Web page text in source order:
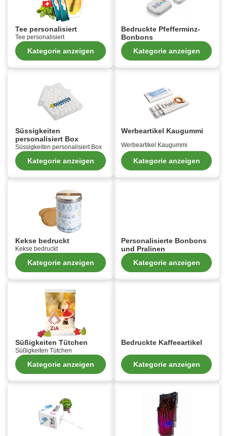
Tee personalisiert
Tee personalisiert
Kategorie anzeigen
Bedruckte Pfefferminz-
Bonbons
Kategorie anzeigen
Süssigkeiten
personalisiert Box
Süssigkeiten personalisiert Box
Kategorie anzeigen
Werbeartikel Kaugummi
Werbeartikel Kaugummi
Kategorie anzeigen
Kekse bedruckt
Kekse bedruckt
Kategorie anzeigen
Personalisierte Bonbons
und Pralinen
Kategorie anzeigen
Süßigkeiten Tütchen
Süßigkeiten Tütchen
Kategorie anzeigen
Bedruckte Kaffeeartikel
Kategorie anzeigen